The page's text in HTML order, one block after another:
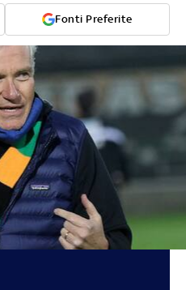
Fonti Preferite